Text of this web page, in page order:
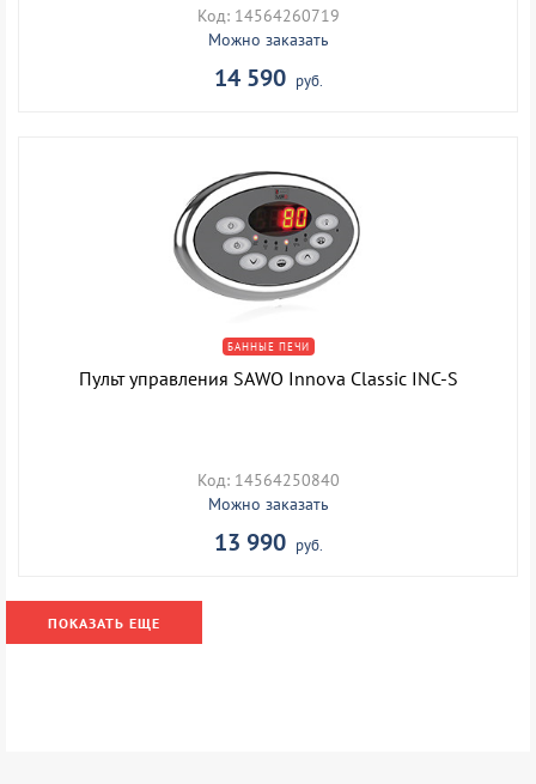
Код: 14564260719
Можно заказать
14 590 руб.
БАННЫЕ ПЕЧИ
Пульт управления SAWO Innova Classic INC-S
Код: 14564250840
Можно заказать
13 990 руб.
ПОКАЗАТЬ ЕЩЕ